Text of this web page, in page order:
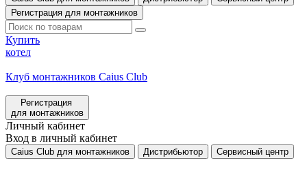
Регистрация для монтажников
Купить
котел
Клуб монтажников Caius Club
Регистрация
для монтажников
Личный кабинет
Вход в личный кабинет
Caius Club для монтажников Дистрибьютор Сервисный центр